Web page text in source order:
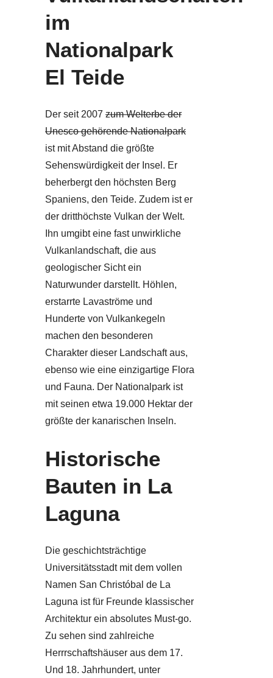
im
Nationalpark
El Teide
Der seit 2007 zum Welterbe der
Unesco gehörende Nationalpark
ist mit Abstand die größte
Sehenswürdigkeit der Insel. Er
beherbergt den höchsten Berg
Spaniens, den Teide. Zudem ist er
der dritthöchste Vulkan der Welt.
Ihn umgibt eine fast unwirkliche
Vulkanlandschaft, die aus
geologischer Sicht ein
Naturwunder darstellt. Höhlen,
erstarrte Lavaströme und
Hunderte von Vulkankegeln
machen den besonderen
Charakter dieser Landschaft aus,
ebenso wie eine einzigartige Flora
und Fauna. Der Nationalpark ist
mit seinen etwa 19.000 Hektar der
größte der kanarischen Inseln.
Historische
Bauten in La
Laguna
Die geschichtsträchtige
Universitätsstadt mit dem vollen
Namen San Christóbal de La
Laguna ist für Freunde klassischer
Architektur ein absolutes Must-go.
Zu sehen sind zahlreiche
Herrrschaftshäuser aus dem 17.
Und 18. Jahrhundert, unter